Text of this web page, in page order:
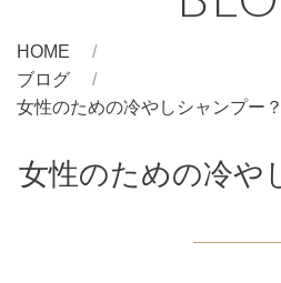
HOME
ブログ
女性のための冷やしシャンプー？
女性のための冷や